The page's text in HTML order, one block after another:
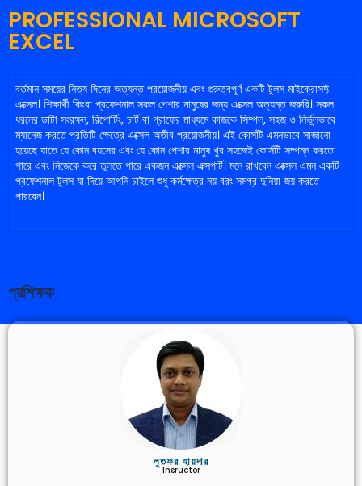
PROFESSIONAL MICROSOFT
EXCEL
বর্তমান সময়ের নিত্য দিনের অত্যন্ত প্রয়োজনীয় এবং গুরুত্বপূর্ণ একটি টুলস মাইক্রোসফ্ট
এক্সেল। শিক্ষার্থী কিংবা প্রফেশনাল সকল পেশার মানুষের জন্য এক্সেল অত্যন্ত জরুরি। সকল
ধরনের ডাটা সংরক্ষন, রিপোর্টিং, চার্ট বা গ্রাফের মাধ্যমে কাজকে সিম্পল, সহজ ও নির্ভুলভাবে
ম্যানেজ করতে প্রতিটি ক্ষেত্রে এক্সেল অতীব প্রয়োজনীয়। এই কোর্সটি এমনভাবে সাজানো
হয়েছে যাতে যে কোন বয়সের এবং যে কোন পেশার মানুষ খুব সহজেই কোর্সটি সম্পন্ন করতে
পারে এবং নিজেকে করে তুলতে পারে একজন এক্সেল এক্সপার্ট। মনে রাখবেন এক্সেল এমন একটি
প্রফেশনাল টুলস যা দিয়ে আপনি চাইলে শুধু কর্মক্ষেত্র নয় বরং সমগ্র দুনিয়া জয় করতে
পারবেন।
প্রশিক্ষক
লুতফর হায়দার
Insructor